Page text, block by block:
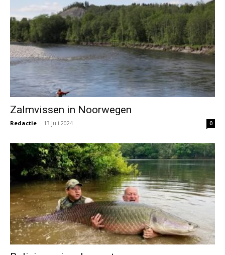
Zalmvissen in Noorwegen
Redactie - 13 juli 2024 0